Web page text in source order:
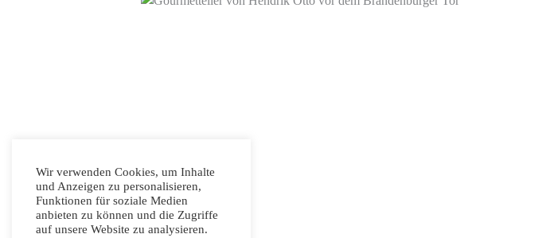
Wir verwenden Cookies, um Inhalte
und Anzeigen zu personalisieren,
Funktionen für soziale Medien
anbieten zu können und die Zugriffe
auf unsere Website zu analysieren.